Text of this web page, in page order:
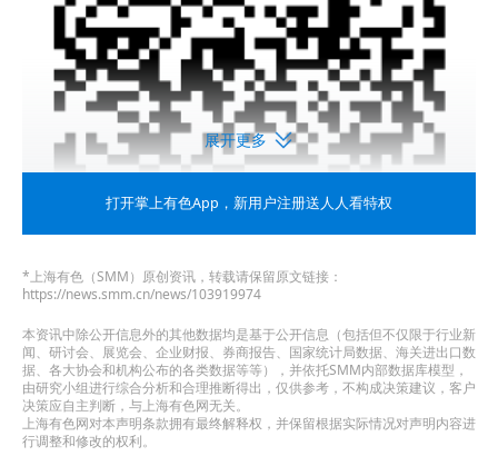
18㎡特装展台包含权益
展开更多
打开掌上有色App ，新用户注册送人人看特权
*上海有色（SMM）原创资讯，转载请保留原文链接：
https://news.smm.cn/news/103919974
本资讯中除公开信息外的其他数据均是基于公开信息（包括但不仅限于行业新
闻、研讨会、展览会、企业财报、券商报告、国家统计局数据、海关进出口数
据、各大协会和机构公布的各类数据等等），并依托SMM内部数据库模型，
由研究小组进行综合分析和合理推断得出，仅供参考，不构成决策建议，客户
决策应自主判断，与上海有色网无关。
上海有色网对本声明条款拥有最终解释权，并保留根据实际情况对声明内容进
行调整和修改的权利。